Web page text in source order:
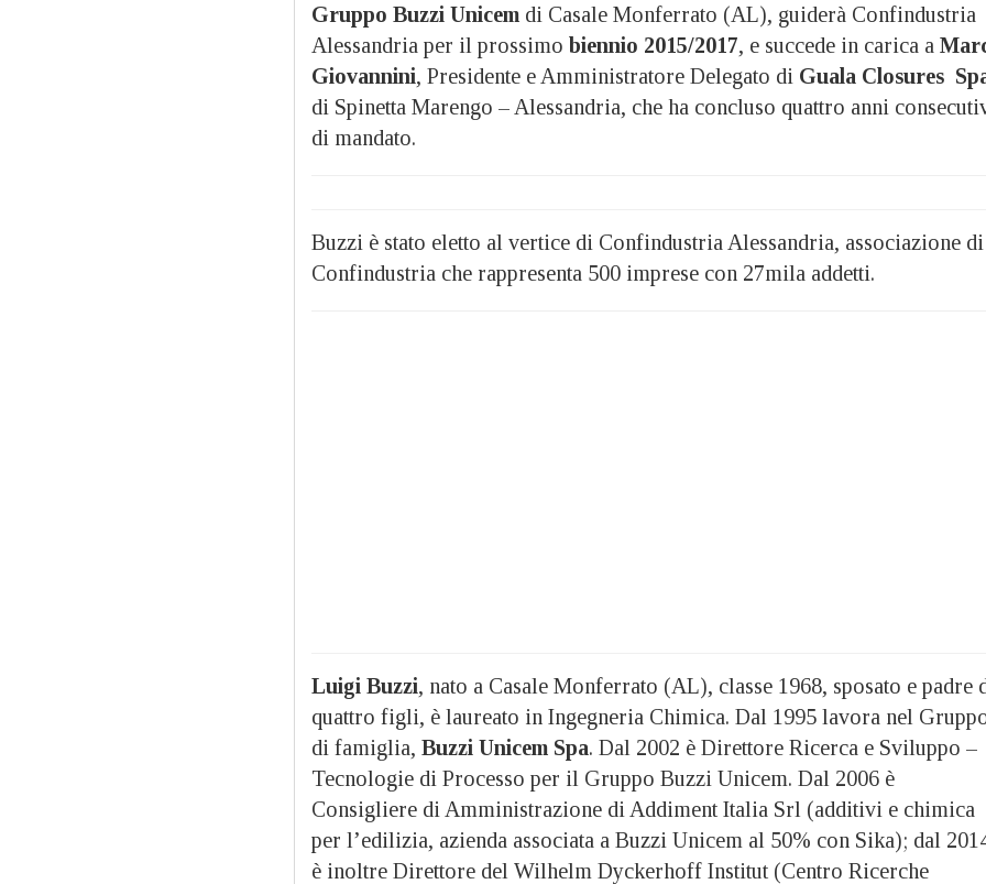
Gruppo Buzzi Unicem di Casale Monferrato (AL), guiderà Confindustria
Alessandria per il prossimo biennio 2015/2017, e succede in carica a
Giovannini, Presidente e Amministratore Delegato di Guala Closures
di Spinetta Marengo – Alessandria, che ha concluso quattro anni
di mandato.
Buzzi è stato eletto al vertice di Confindustria Alessandria, associazione di
Confindustria che rappresenta 500 imprese con 27mila addetti.
Luigi Buzzi, nato a Casale Monferrato (AL), classe 1968, sposato e padre
quattro figli, è laureato in Ingegneria Chimica. Dal 1995 lavora nel
di famiglia, Buzzi Unicem Spa. Dal 2002 è Direttore Ricerca e Sviluppo –
Tecnologie di Processo per il Gruppo Buzzi Unicem. Dal 2006 è
Consigliere di Amministrazione di Addiment Italia Srl (additivi e chimica
per l’edilizia, azienda associata a Buzzi Unicem al 50% con Sika); dal
è inoltre Direttore del Wilhelm Dyckerhoff Institut (Centro Ricerche